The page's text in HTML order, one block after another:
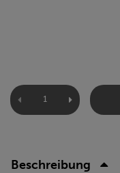
Beschreibung